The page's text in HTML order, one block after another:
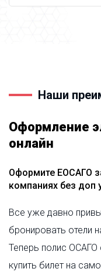
Наши
Оформление
онлайн
Оформите ЕОСАГО
компаниях без доп
Все уже давно
бронировать отели
Теперь полис
купить билет на